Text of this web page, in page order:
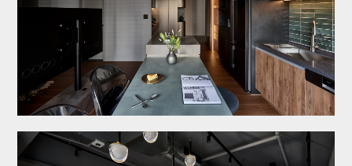
最新消息
設計專欄
聯絡諮詢